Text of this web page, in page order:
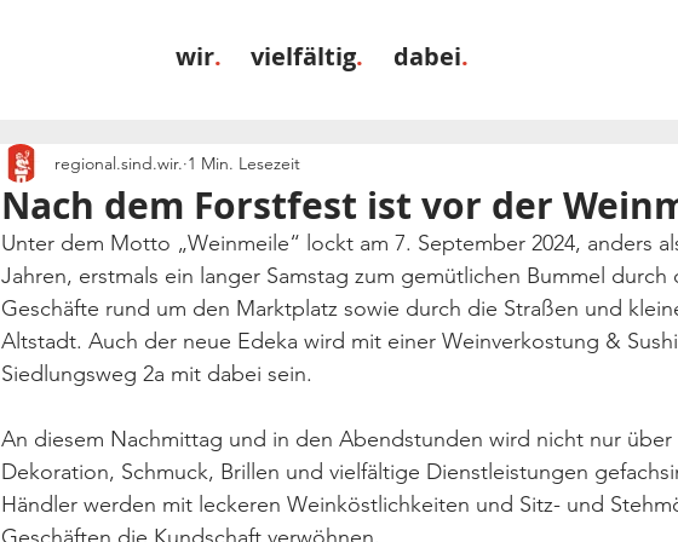
wir. vielfältig. dabei.
Nach dem Forstfest ist vor der
regional.sind.wir. 1 Min. Lesezeit
Unter dem Motto „Weinmeile“ lockt am 7. September 2024, anders
Jahren, erstmals ein langer Samstag zum gemütlichen Bummel durch
Geschäfte rund um den Marktplatz sowie durch die Straßen und
Altstadt. Auch der neue Edeka wird mit einer Weinverkostung &
Siedlungsweg 2a mit dabei sein.
An diesem Nachmittag und in den Abendstunden wird nicht nur über
Dekoration, Schmuck, Brillen und vielfältige Dienstleistungen
Händler werden mit leckeren Weinköstlichkeiten und Sitz- und